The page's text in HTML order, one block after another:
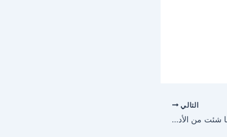
التالي
إعتنق الإنسانية أولًا ثم ما شئت من الأديان: صور حكم وامثال عن الحياة